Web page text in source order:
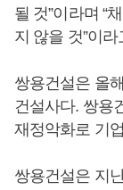
될 것”이라며 “
지 않을 것”이
쌍용건설은 올
건설사다. 쌍용
재정악화로 기
쌍용건설은 지